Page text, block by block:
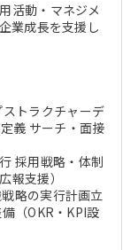
活動・マネジメ
業成長を支援し
トラクチャーデ
義 サーチ・面接
採用戦略・体制
報支援）
略の実行計画立
（OKR・KPI設